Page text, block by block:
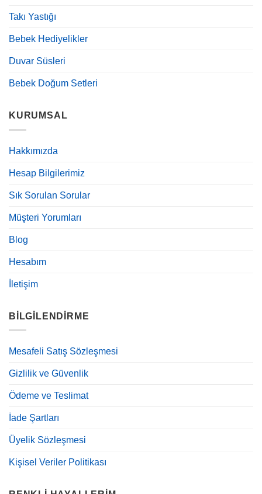
Takı Yastığı
Bebek Hediyelikler
Duvar Süsleri
Bebek Doğum Setleri
KURUMSAL
Hakkımızda
Hesap Bilgilerimiz
Sık Sorulan Sorular
Müşteri Yorumları
Blog
Hesabım
İletişim
BILGILENDIRME
Mesafeli Satış Sözleşmesi
Gizlilik ve Güvenlik
Ödeme ve Teslimat
İade Şartları
Üyelik Sözleşmesi
Kişisel Veriler Politikası